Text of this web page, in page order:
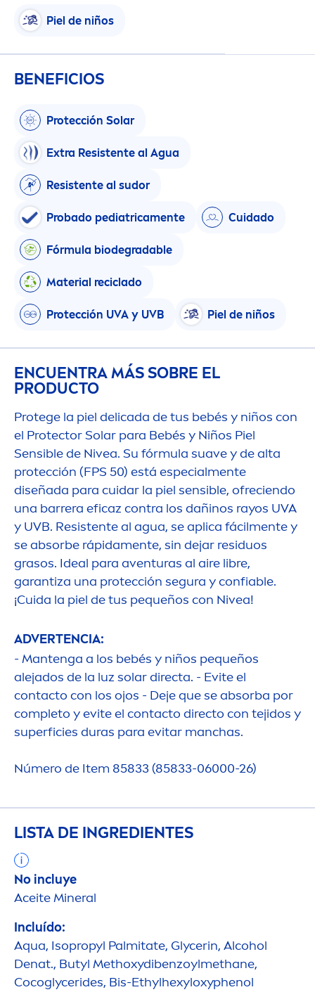
Piel de niños
BENEFICIOS
Protección Solar
Extra Resistente al Agua
Resistente al sudor
Probado pediatricamente Cuidado
Fórmula biodegradable
Material reciclado
Protección UVA y UVB Piel de niños
ENCUENTRA MÁS SOBRE EL
PRODUCTO
Protege la piel delicada de tus bebés y niños con
el Protector Solar para Bebés y Niños Piel
Sensible de Nivea. Su fórmula suave y de alta
protección (FPS 50) está especialmente
diseñada para cuidar la piel sensible, ofreciendo
una barrera eficaz contra los dañinos rayos UVA
y UVB. Resistente al agua, se aplica fácilmente y
se absorbe rápidamente, sin dejar residuos
grasos. Ideal para aventuras al aire libre,
garantiza una protección segura y confiable.
¡Cuida la piel de tus pequeños con Nivea!
ADVERTENCIA:
- Mantenga a los bebés y niños pequeños
alejados de la luz solar directa. - Evite el
contacto con los ojos - Deje que se absorba por
completo y evite el contacto directo con tejidos y
superficies duras para evitar manchas.
Número de Item 85833 (85833-06000-26)
LISTA DE INGREDIENTES
No incluye
Aceite Mineral
Incluído:
Aqua, Isopropyl Palmitate, Glycerin, Alcohol
Denat., Butyl Methoxydibenzoylmethane,
Cocoglycerides, Bis-Ethylhexyloxyphenol